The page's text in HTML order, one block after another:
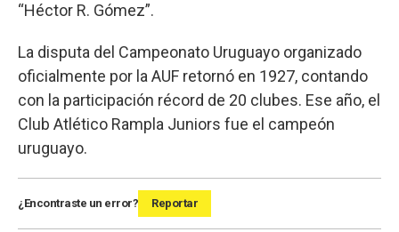
“Héctor R. Gómez”.
La disputa del Campeonato Uruguayo organizado
oficialmente por la AUF retornó en 1927, contando
con la participación récord de 20 clubes. Ese año, el
Club Atlético Rampla Juniors fue el campeón
uruguayo.
¿Encontraste un error? Reportar